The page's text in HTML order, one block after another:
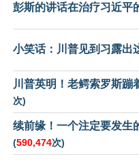
彭斯的讲话在治疗习近平
小笑话：川普见到习露出
川普英明！老鳄索罗斯蹦
次)
续前缘！一个注定要发生
(590,474次)